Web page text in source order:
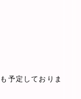
予定しておりま